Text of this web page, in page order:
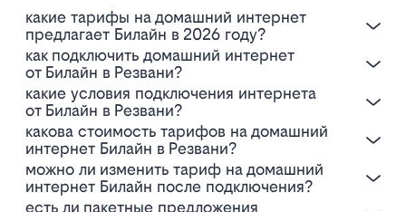
Какие тарифы на домашний интернет
предлагает Билайн в 2026 году?
Как подключить домашний интернет
от Билайн в Резвани?
Какие условия подключения интернета
от Билайн в Резвани?
Какова стоимость тарифов на домашний
интернет Билайн в Резвани?
Можно ли изменить тариф на домашний
интернет Билайн после подключения?
Есть ли пакетные предложения